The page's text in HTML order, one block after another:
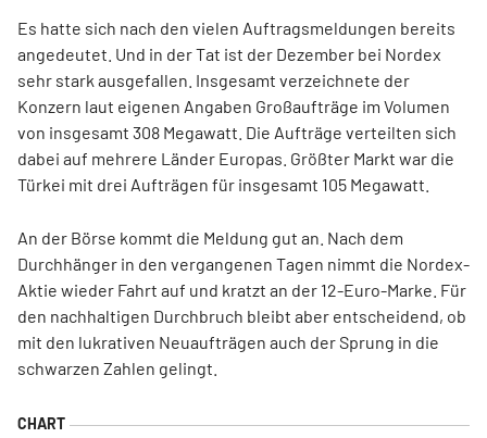
Es hatte sich nach den vielen Auftragsmeldungen bereits
angedeutet. Und in der Tat ist der Dezember bei Nordex
sehr stark ausgefallen. Insgesamt verzeichnete der
Konzern laut eigenen Angaben Großaufträge im Volumen
von insgesamt 308 Megawatt. Die Aufträge verteilten sich
dabei auf mehrere Länder Europas. Größter Markt war die
Türkei mit drei Aufträgen für insgesamt 105 Megawatt.
An der Börse kommt die Meldung gut an. Nach dem
Durchhänger in den vergangenen Tagen nimmt die Nordex-
Aktie wieder Fahrt auf und kratzt an der 12-Euro-Marke. Für
den nachhaltigen Durchbruch bleibt aber entscheidend, ob
mit den lukrativen Neuaufträgen auch der Sprung in die
schwarzen Zahlen gelingt.